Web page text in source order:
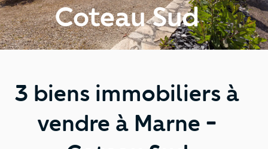
Coteau Sud
3 biens immobiliers à
vendre à Marne -